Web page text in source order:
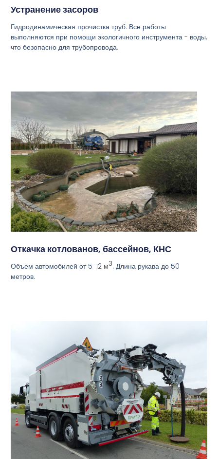
Устранение засоров
Гидродинамическая прочистка труб. Все работы
выполняются при помощи экологичного инструмента - воды,
что безопасно для трубопровода.
Откачка котлованов, бассейнов, КНС
Объем автомобилей от 5-12 м3. Длина рукава до 50
метров.